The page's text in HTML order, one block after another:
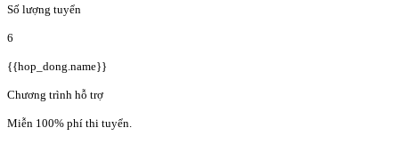
Số lượng tuyển
6
{{hop_dong.name}}
Chương trình hỗ trợ
Miễn 100% phí thi tuyển.